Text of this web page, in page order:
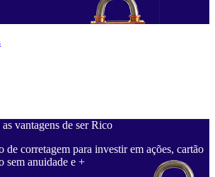
vantagens de ser Rico
de corretagem para investir em ações, cartão
sem anuidade e +